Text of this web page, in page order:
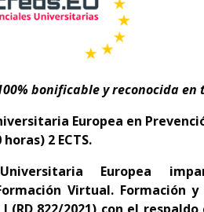
bonificable y reconocida en
Europea en
horas) 2 ECTS.
Universitaria Europea
Virtual. Formación